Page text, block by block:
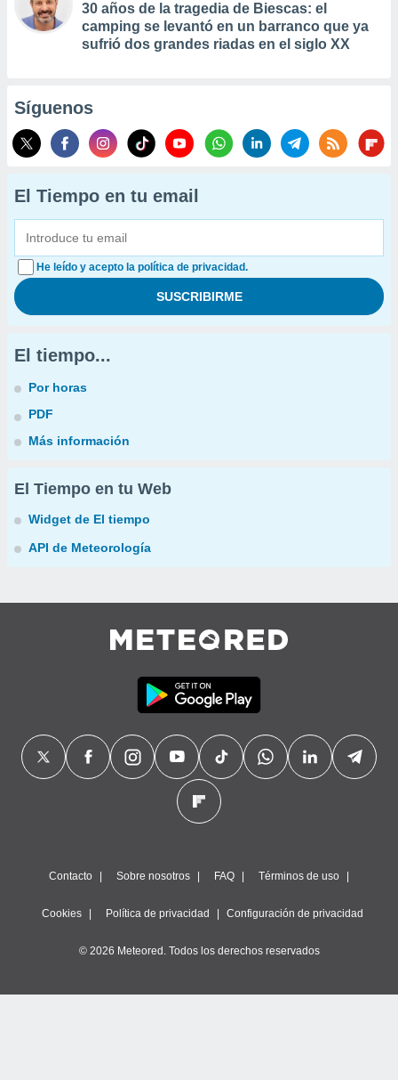
30 años de la tragedia de Biescas: el
camping se levantó en un barranco que ya
sufrió dos grandes riadas en el siglo XX
Síguenos
El Tiempo en tu email
He leído y acepto la política de privacidad.
El tiempo...
Por horas
PDF
Más información
El Tiempo en tu Web
Widget de El tiempo
API de Meteorología
Contacto Sobre nosotros FAQ Términos de uso
Cookies Política de privacidad Configuración de privacidad
© 2026 Meteored. Todos los derechos reservados